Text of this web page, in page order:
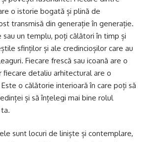
o istorie bogată și plină de
transmisă din generație în generație.
sau un templu, poți călători în timp și
sfinților și ale credincioșilor care au
Fiecare frescă sau icoană are o
fiecare detaliu arhitectural are o
o călătorie interioară în care poți să
și să înțelegi mai bine rolul
sunt locuri de liniște și contemplare,